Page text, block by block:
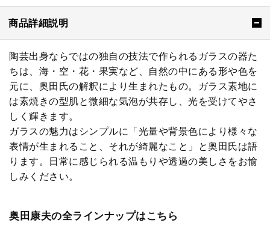
商品詳細説明
陶芸出身ならではの独自の技法で作られるガラスの器た
ちは、海・空・花・果実など、自然の中にある形や色を
元に、奥田氏の解釈により生まれたもの。ガラス素地に
は素焼きの型肌と微細な気泡が共存し、光を受けてやさ
しく輝きます。
ガラスの魅力はシンプルに「光量や背景色により様々な
表情が生まれること、それが綺麗なこと」と奥田氏は語
ります。日常に感じられる温もりや透過の美しさをお愉
しみください。
奥田康夫の全ラインナップはこちら